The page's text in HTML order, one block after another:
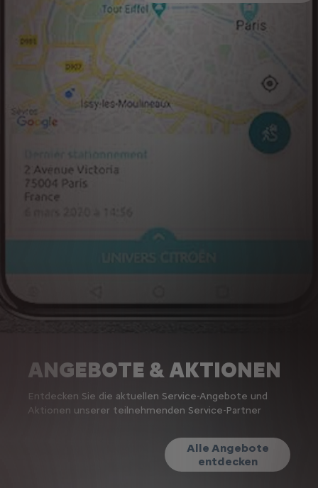
ANGEBOTE & AKTIONEN
Entdecken Sie die aktuellen Service-Angebote und
Aktionen unserer teilnehmenden Service-Partner
Alle Angebote
entdecken